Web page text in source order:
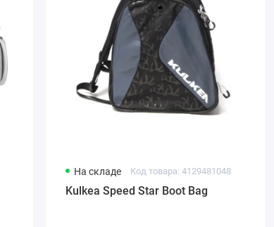
На складе Код товара: 4129481048
Kulkea Speed Star Boot Bag